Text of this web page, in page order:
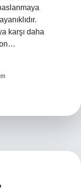
karşı daha